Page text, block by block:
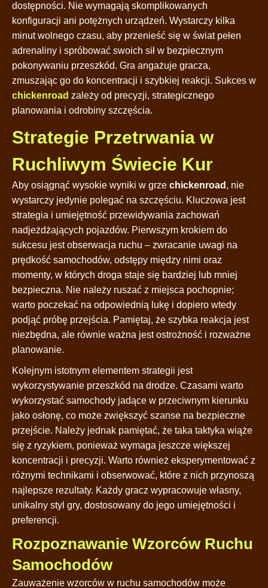
dostępności. Nie wymagają skomplikowanych
konfiguracji ani potężnych urządzeń. Wystarczy kilka
minut wolnego czasu, aby przenieść się w świat pełen
adrenaliny i spróbować swoich sił w bezpiecznym
pokonywaniu przeszkód. Gra angażuje gracza,
zmuszając go do koncentracji i szybkiej reakcji. Sukces w
chickenroad zależy od precyzji, strategicznego
planowania i odrobiny szczęścia.
Strategie Przetrwania w
Ruchliwym Świecie Kur
Aby osiągnąć wysokie wyniki w grze chickenroad , nie
wystarczy jedynie polegać na szczęściu. Kluczowa jest
strategia i umiejętność przewidywania zachowań
nadjeżdżających pojazdów. Pierwszym krokiem do
sukcesu jest obserwacja ruchu – zwracanie uwagi na
prędkość samochodów, odstępy między nimi oraz
momenty, w których droga staje się bardziej lub mniej
bezpieczna. Nie należy ruszać z miejsca pochopnie;
warto poczekać na odpowiednią lukę i dopiero wtedy
podjąć próbę przejścia. Pamiętaj, że szybka reakcja jest
niezbędna, ale równie ważna jest ostrożność i rozważne
planowanie.
Kolejnym istotnym elementem strategii jest
wykorzystywanie przeszkód na drodze. Czasami warto
wykorzystać samochody jadące w przeciwnym kierunku
jako osłonę, co może zwiększyć szanse na bezpieczne
przejście. Należy jednak pamiętać, że taka taktyka wiąże
się z ryzykiem, ponieważ wymaga jeszcze większej
koncentracji i precyzji. Warto również eksperymentować z
różnymi technikami i obserwować, które z nich przynoszą
najlepsze rezultaty. Każdy gracz wypracowuje własny,
unikalny styl gry, dostosowany do jego umiejętności i
preferencji.
Rozpoznawanie Wzorców Ruchu
Samochodów
Zauważenie wzorców w ruchu samochodów może